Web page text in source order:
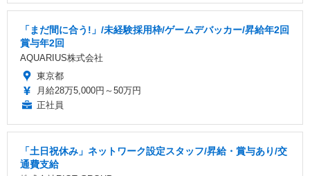
「まだ間に合う!」/未経験採用枠/ゲームデバッカー/昇給年2回
賞与年2回
AQUARIUS株式会社
東京都
月給28万5,000円～50万円
正社員
「土日祝休み」ネットワーク設定スタッフ/昇給・賞与あり/交
通費支給